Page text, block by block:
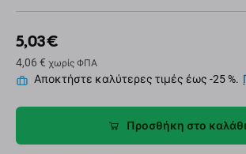
5,03 €
4,06 € χωρίς ΦΠΑ
Αποκτήστε καλύτερες τιμές έως -25 %.
Προσθήκη στο καλάθι